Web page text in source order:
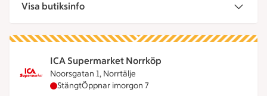
Visa butiksinfo
ICA Supermarket Norrköp
Noorsgatan 1, Norrtälje
ICA Supermarket Norrköp har stängt idag,
StängtÖppnar imorgon 7